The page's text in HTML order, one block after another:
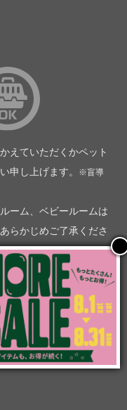
えていただくかペット
申し上げます。
※盲導
ーム、ベビールームは
らかじめご了承くださ
報）
プ
Rights Reserved.